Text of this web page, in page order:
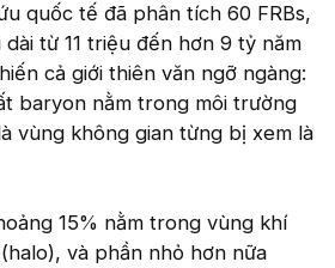
quốc tế đã phân tích 60 FRBs,
từ 11 triệu đến hơn 9 tỷ năm
cả giới thiên văn ngỡ ngàng:
baryon nằm trong môi trường
vùng không gian từng bị xem là
15% nằm trong vùng khí
và phần nhỏ hơn nữa